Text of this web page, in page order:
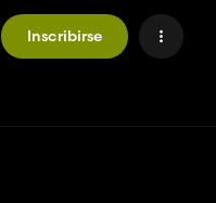
Inscribirse